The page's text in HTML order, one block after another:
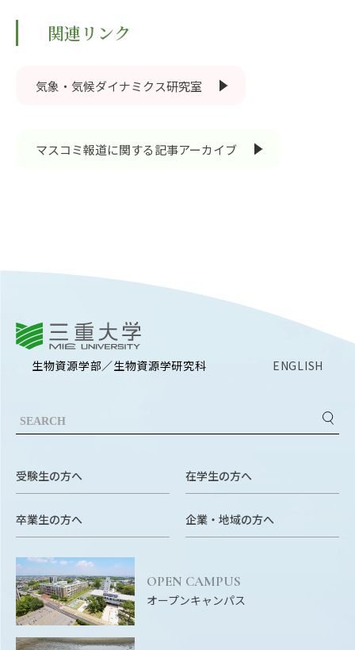
〒514-8507 三重県津市栗真町屋町1577TEL
お問い合わせ
交通案内
キャンパスマップ
関連リンク
気象・気候ダイナミクス研究室
マスコミ報道に関する記事アーカイブ
生物資源学部／生物資源学研究科 ENGLISH
受験生の方へ 在学生の方へ
卒業生の方へ 企業・地域の方へ
OPEN CAMPUS
オープンキャンパス